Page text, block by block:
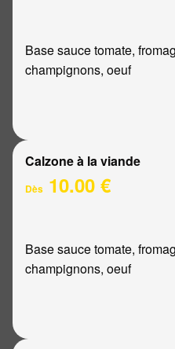
Base sauce tomate,
champignons, oeuf
Calzone à la viande
Dès 10.00 €
Base sauce tomate,
champignons, oeuf